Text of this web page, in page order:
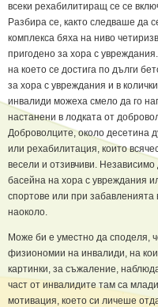
всеки рехабилитиращ се се
Разбира се, както следваше да
комплекса бяха на ниво
пригодено за хора с
на което се достига по дълги
за хора с увреждания и в
инвалиди можеха смело да го
настанени в лодката от
Доброволците, около десетина
или рехабилитация, които
весели и отзивчиви.
басейна на хора с увреждания
спортове или при забавленията
наоколо.
Може би е уместно да споделя,
физиономии на инвалиди, на
картинки, за съжаление,
част от инвалидите там са
мотивация, което си личеше